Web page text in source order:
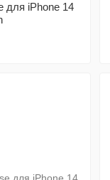
для iPhone 14